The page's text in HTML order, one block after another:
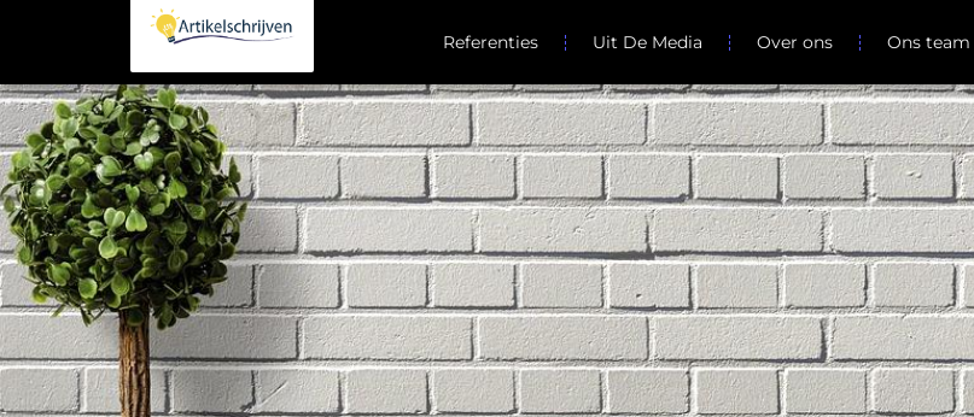
Referenties Uit De Media Over ons Ons team